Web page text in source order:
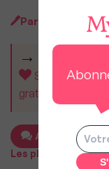
Par
Soutenez
gratuit pour tous.
Ajouter un
Les plus populaires